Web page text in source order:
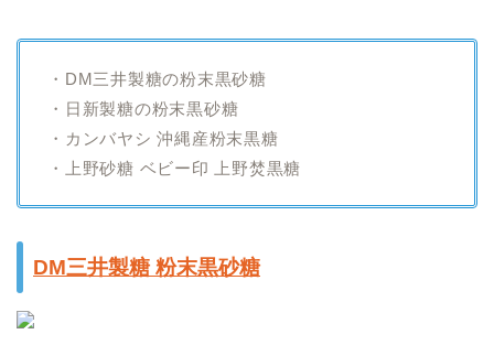
・DM三井製糖の粉末黒砂糖
・日新製糖の粉末黒砂糖
・カンバヤシ 沖縄産粉末黒糖
・上野砂糖 ベビー印 上野焚黒糖
DM三井製糖 粉末黒砂糖